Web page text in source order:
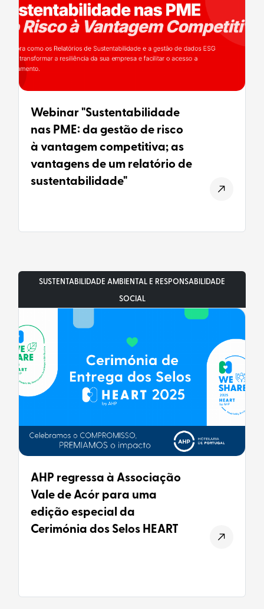
Webinar "Sustentabilidade
nas PME: da gestão de risco
à vantagem competitiva; as
vantagens de um relatório de
sustentabilidade"
SUSTENTABILIDADE AMBIENTAL E RESPONSABILIDADE
SOCIAL
AHP regressa à Associação
Vale de Acór para uma
edição especial da
Cerimónia dos Selos HEART